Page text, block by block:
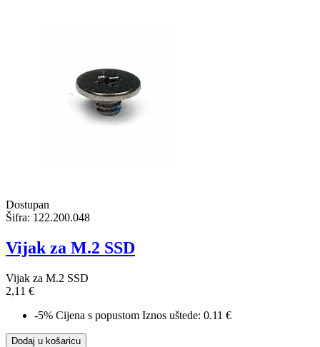
Dostupan
Šifra: 122.200.048
Vijak za M.2 SSD
Vijak za M.2 SSD
2,11 €
-5% Cijena s popustom Iznos uštede: 0.11 €
Dodaj u košaricu